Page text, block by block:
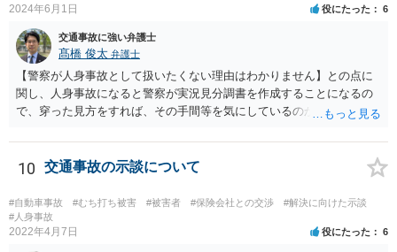
2024年6月1日 役にたった 6
交通事故に強い弁護士
髙橋 俊太 弁護士
【警察が人身事故として扱いたくない理由はわかりません】との点に
関し、人身事故になると警察が実況見分調書を作成することになるの
で、穿った見方をすれば、その手間等を気にしているのかもしれませ
する方が適切だと思います。人身事故にしたからといって、相手方の
罪責等がそれだけで重くなるわけではありません。
10 交通事故の示談について
#自動車事故 #むち打ち被害 #被害者 #保険会社との交渉
#解決に向けた示談
#人身事故
2022年4月7日 役にたった 6